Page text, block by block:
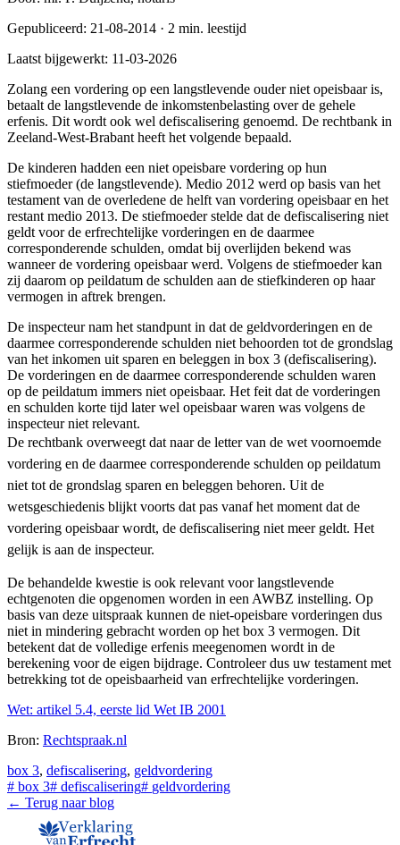
Gepubliceerd: 21-08-2014 · 2 min. leestijd
Laatst bijgewerkt: 11-03-2026
Zolang een vordering op een langstlevende ouder niet opeisbaar is,
betaalt de langstlevende de inkomstenbelasting over de gehele
erfenis. Dit wordt ook wel defiscalisering genoemd. De rechtbank in
Zeeland-West-Brabant heeft het volgende bepaald.
De kinderen hadden een niet opeisbare vordering op hun
stiefmoeder (de langstlevende). Medio 2012 werd op basis van het
testament van de overledene de helft van vordering opeisbaar en het
restant medio 2013. De stiefmoeder stelde dat de defiscalisering niet
geldt voor de erfrechtelijke vorderingen en de daarmee
corresponderende schulden, omdat bij overlijden bekend was
wanneer de vordering opeisbaar werd. Volgens de stiefmoeder kan
zij daarom op peildatum de schulden aan de stiefkinderen op haar
vermogen in aftrek brengen.
De inspecteur nam het standpunt in dat de geldvorderingen en de
daarmee corresponderende schulden niet behoorden tot de grondslag
van het inkomen uit sparen en beleggen in box 3 (defiscalisering).
De vorderingen en de daarmee corresponderende schulden waren
op de peildatum immers niet opeisbaar. Het feit dat de vorderingen
en schulden korte tijd later wel opeisbaar waren was volgens de
inspecteur niet relevant.
De rechtbank overweegt dat naar de letter van de wet voornoemde
vordering en de daarmee corresponderende schulden op peildatum
niet tot de grondslag sparen en beleggen behoren. Uit de
wetsgeschiedenis blijkt voorts dat pas vanaf het moment dat de
vordering opeisbaar wordt, de defiscalisering niet meer geldt. Het
gelijk is aan de inspecteur.
De behandelde kwestie is ook relevant voor langstlevende
echtgenoten die opgenomen worden in een AWBZ instelling. Op
basis van deze uitspraak kunnen de niet-opeisbare vorderingen dus
niet in mindering gebracht worden op het box 3 vermogen. Dit
betekent dat de volledige erfenis meegenomen wordt in de
berekening voor de eigen bijdrage. Controleer dus uw testament met
betrekking tot de opeisbaarheid van erfrechtelijke vorderingen.
Wet: artikel 5.4, eerste lid Wet IB 2001
Bron: Rechtspraak.nl
box 3, defiscalisering, geldvordering
# box 3# defiscalisering# geldvordering
← Terug naar blog